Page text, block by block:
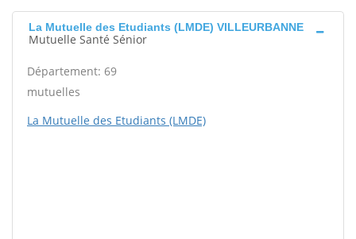
La Mutuelle des Etudiants (LMDE) VILLEURBANNE
Mutuelle Santé Sénior
Département: 69
mutuelles
La Mutuelle des Etudiants (LMDE)